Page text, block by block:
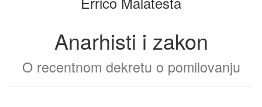
Anarhisti i zakon
O recentnom dekretu o pomilovanju